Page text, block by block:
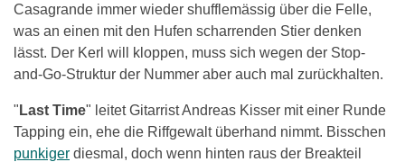
Casagrande immer wieder shufflemässig über die Felle,
was an einen mit den Hufen scharrenden Stier denken
lässt. Der Kerl will kloppen, muss sich wegen der Stop-
and-Go-Struktur der Nummer aber auch mal zurückhalten.
" Last Time" leitet Gitarrist Andreas Kisser mit einer Runde
Tapping ein, ehe die Riffgewalt überhand nimmt. Bisschen
punkiger diesmal, doch wenn hinten raus der Breakteil